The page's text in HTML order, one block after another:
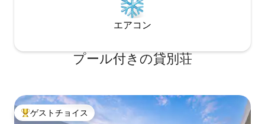
ッドルームには独立したテレビがあり、
リビングルームには大画面テレビがあ
り、家全体には高速Wi-Fiが備わってお
接続体験を提供します。 🎨 モダンなスタ
イル ヴィラは、モダンで豪華なデザイン
ており、休暇をより快適にします。
エアコン
プール付きの貸別荘
大好評のゲストチョイスです。
ゲストチョイス